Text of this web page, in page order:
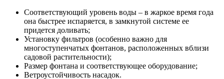
Соответствующий уровень воды – в жаркое время года
она быстрее испаряется, в замкнутой системе ее
придется доливать;
Установку фильтров (особенно важно для
многоступенчатых фонтанов, расположенных вблизи
садовой растительности);
Размер фонтана и соответствующее оборудование;
Ветроустойчивость насадок.